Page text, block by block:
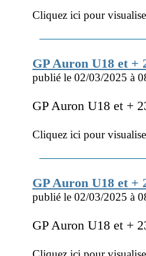
Cliquez ici pour
GP Auron U18 et +
publié le 02/03/2025 à
GP Auron U18 et +
Cliquez ici pour
GP Auron U18 et +
publié le 02/03/2025 à
GP Auron U18 et +